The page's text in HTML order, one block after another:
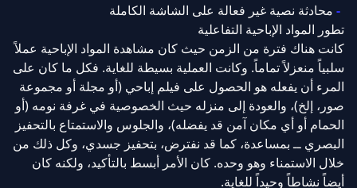
محادثة نصية غير فعالة على الشاشة الكاملة
تطور المواد الإباحية التفاعلية
كانت هناك فترة من الزمن حيث كان مشاهدة المواد الإباحية عملاً
سلبياً منعزلاً تماماً. وكانت العملية بسيطة للغاية. فكل ما كان على
المرء أن يفعله هو الحصول على فيلم إباحي (أو مجلة أو مجموعة
صور، إلخ)، والعودة إلى منزله حيث الخصوصية في غرفة نومه (أو
الحمام أو أي مكان آمن قد يفضله)، والجلوس والاستمتاع بالتحفيز
البصري ــ بمساعدة، كما قد نفترض، بتحفيز جسدي، وكل ذلك من
خلال الاستمناء وهو وحده. كان الأمر أبسط بالتأكيد، ولكنه كان
أيضاً نشاطاً وحيداً للغاية.